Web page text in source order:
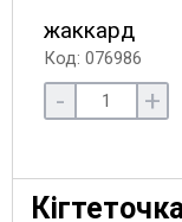
жаккард
Код: 076986
- +